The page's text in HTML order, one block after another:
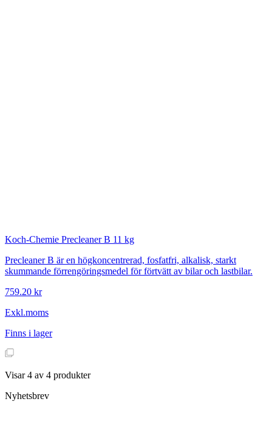
Koch-Chemie Precleaner B 11 kg
Precleaner B är en högkoncentrerad, fosfatfri, alkalisk, starkt
skummande förrengöringsmedel för förtvätt av bilar och lastbilar.
759.20 kr
Exkl.moms
Finns i lager
Visar4 av 4 produkter
Nyhetsbrev